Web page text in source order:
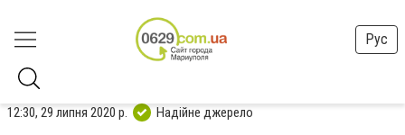
Рус
12:30, 29 липня 2020 р. Надійне джерело